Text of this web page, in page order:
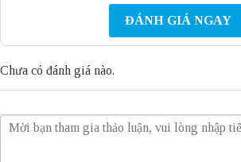
ĐÁNH GIÁ NGAY
Chưa có đánh giá nào.